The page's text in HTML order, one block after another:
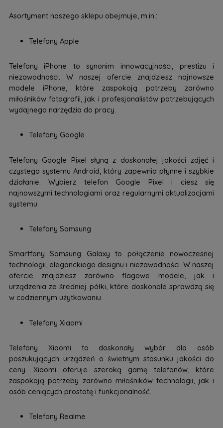
Asortyment naszego sklepu obejmuje, m.in.:
Telefony Apple
Telefony iPhone to synonim innowacyjności, prestiżu i
niezawodności. W naszej ofercie znajdziesz najnowsze
modele iPhone, które zaspokoją potrzeby zarówno
miłośników fotografii, jak i profesjonalistów potrzebujących
wydajnego narzędzia do pracy.
Telefony Google
Telefony Google Pixel słyną z doskonałej jakości zdjęć i
czystego systemu Android, który zapewnia płynne i szybkie
działanie. Wybierz telefon Google Pixel i ciesz się
najnowszymi technologiami oraz regularnymi aktualizacjami
systemu.
Telefony Samsung
Smartfony Samsung Galaxy to połączenie nowoczesnej
technologii, eleganckiego designu i niezawodności. W naszej
ofercie znajdziesz zarówno flagowe modele, jak i
urządzenia ze średniej półki, które doskonale sprawdzą się
w codziennym użytkowaniu.
Telefony Xiaomi
Telefony Xiaomi to doskonały wybór dla osób
poszukujących urządzeń o świetnym stosunku jakości do
ceny. Xiaomi oferuje szeroką gamę telefonów, które
zaspokoją potrzeby zarówno miłośników technologii, jak i
osób ceniących prostotę i funkcjonalność.
Telefony Realme